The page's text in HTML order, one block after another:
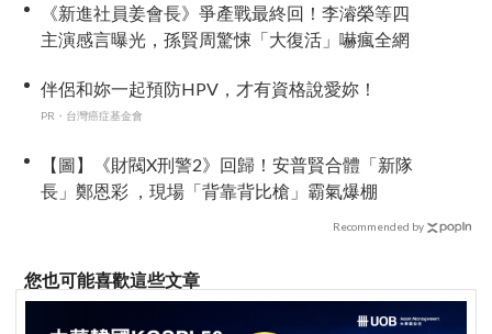
《新進社員姜會長》爭產戰最終回！李濬榮等四
主演感言曝光，孫賢周驚悚「大復活」嚇瘋全網
伴侶和妳一起預防HPV，才有資格說愛妳！
PR・台灣癌症基金會
【圖】《財閥X刑警2》回歸！安普賢合體「新隊
長」鄭恩彩 ，現場「背靠背比槍」霸氣爆棚
Recommended by
您也可能喜歡這些文章